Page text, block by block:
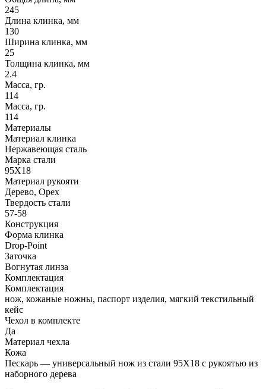
245
Длина клинка, мм
130
Ширина клинка, мм
25
Толщина клинка, мм
2.4
Масса, гр.
114
Масса, гр.
114
Материалы
Материал клинка
Нержавеющая сталь
Марка стали
95Х18
Материал рукояти
Дерево, Орех
Твердость стали
57-58
Конструкция
Форма клинка
Drop-Point
Заточка
Вогнутая линза
Комплектация
Комплектация
нож, кожаные ножны, паспорт изделия, мягкий текстильный
кейс
Чехол в комплекте
Да
Материал чехла
Кожа
Пескарь — универсальный нож из стали 95Х18 с рукоятью из
наборного дерева